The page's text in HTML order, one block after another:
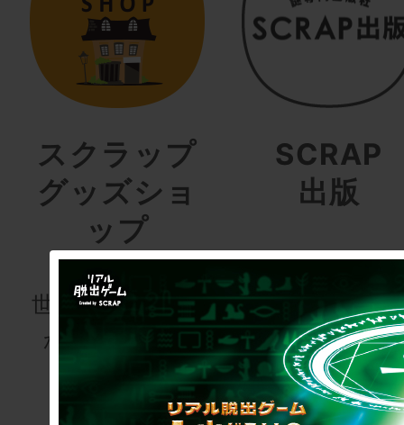
スクラップ
グッズショ
ップ
世界でここにし
かないグッズ
SCRAP
出版
謎専門出版社